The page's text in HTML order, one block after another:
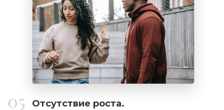
Отсутствие роста.